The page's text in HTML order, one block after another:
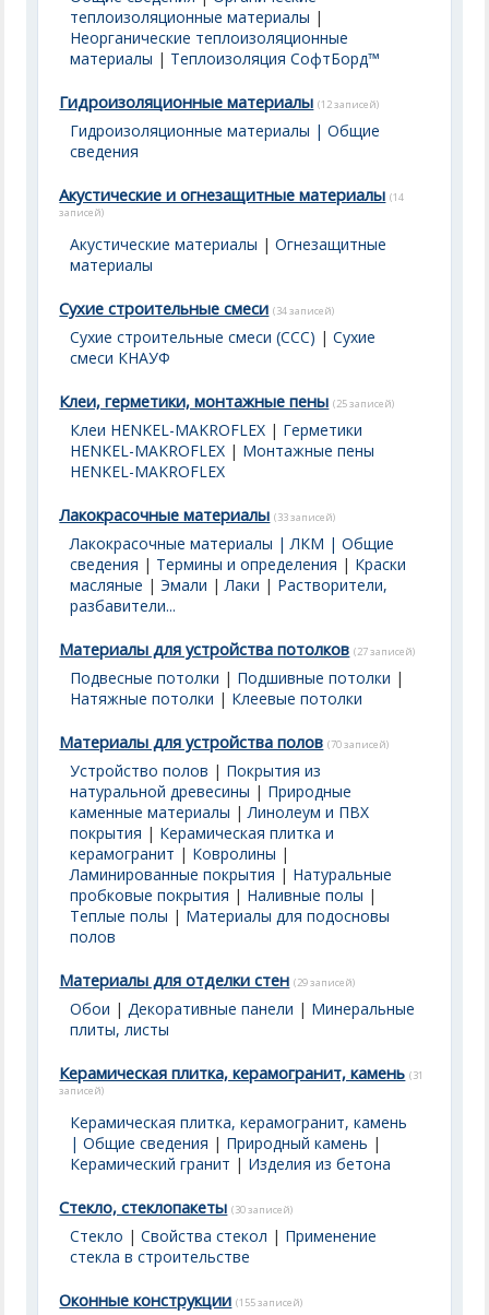
теплоизоляционные материалы |
Неорганические теплоизоляционные
материалы | Теплоизоляция СофтБорд™
Гидроизоляционные материалы (12 записей)
Гидроизоляционные материалы | Общие
сведения
Акустические и огнезащитные материалы (14
записей)
Акустические материалы |Огнезащитные
материалы
Сухие строительные смеси (34 записей)
Сухие строительные смеси (ССС) |Сухие
смеси КНАУФ
Клеи, герметики, монтажные пены (25 записей)
Клеи HENKEL-MAKROFLEX | Герметики
HENKEL-MAKROFLEX | Монтажные пены
HENKEL-MAKROFLEX
Лакокрасочные материалы (33 записей)
Лакокрасочные материалы | ЛКМ | Общие
сведения | Термины и определения | Краски
масляные |Эмали |Лаки | Растворители,
разбавители...
Материалы для устройства потолков (27 записей)
Подвесные потолки | Подшивные потолки |
Натяжные потолки | Клеевые потолки
Материалы для устройства полов (70 записей)
Устройство полов | Покрытия из
натуральной древесины | Природные
каменные материалы |Линолеум и ПВХ
покрытия | Керамическая плитка и
керамогранит | Ковролины |
Ламинированные покрытия | Натуральные
пробковые покрытия | Наливные полы |
Теплые полы | Материалы для подосновы
полов
Материалы для отделки стен (29 записей)
Обои |Декоративные панели | Минеральные
плиты, листы
Керамическая плитка, керамогранит, камень (31
записей)
Керамическая плитка, керамогранит, камень
| Общие сведения | Природный камень |
Керамический гранит | Изделия из бетона
Стекло, стеклопакеты (30 записей)
Стекло |Свойства стекол | Применение
стекла в строительстве
Оконные конструкции (155 записей)